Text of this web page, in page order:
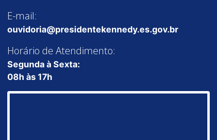
E-mail:
ouvidoria@presidentekennedy.es.gov.br
Horário de Atendimento:
Segunda à Sexta:
08h às 17h